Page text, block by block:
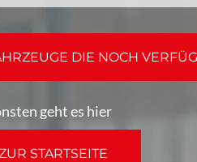
DIE NOCH
geht es hier
STARTSEITE